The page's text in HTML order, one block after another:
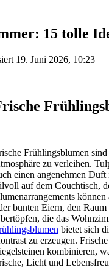
15 tolle
19. Juni 2026, 10:23
Frühlingsblumen
zu verleihen.
einen angenehmen
auf dem Couchtisch,
bunten Eiern, den
die das
bietet sich
zu erzeugen.
kombinieren,
Licht und